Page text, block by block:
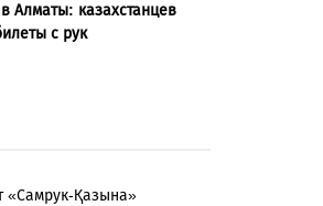
Алматы: казахстанцев
с рук
«Самрук-Қазына»